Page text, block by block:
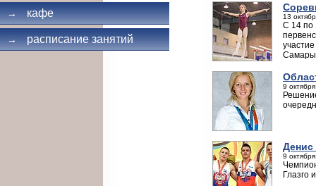
→ кафе
→ расписание занятий
13
С 14 по
Самары,
9
Денис
9
Глазго